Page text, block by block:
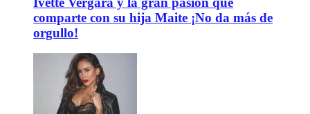
comparte con su hija Maite ¡No da más de
orgullo!